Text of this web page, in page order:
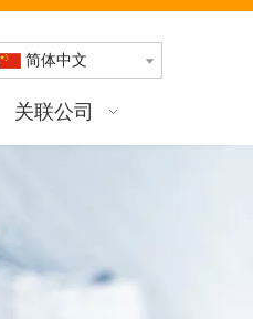
简体中文
关联公司